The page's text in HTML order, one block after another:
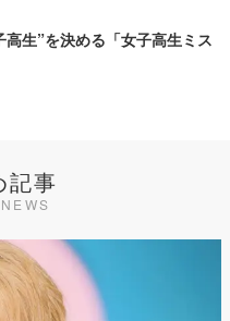
高生”を決める「女子高生ミス
記事